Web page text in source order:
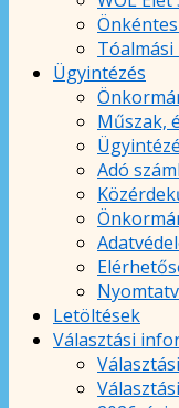
Ügyintézés
Műszak,
Adó
Letöltések
Választási